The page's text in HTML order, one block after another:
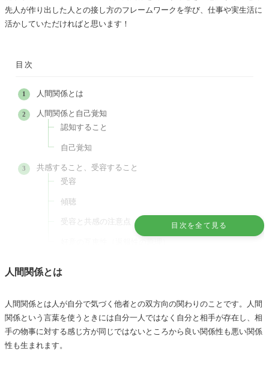
先人が作り出した人との接し方のフレームワークを学び、仕事や実生活に
活かしていただければと思います！
目次
目次を全て見る
人間関係とは
人間関係と自己覚知
認知すること
自己覚知
共感すること、受容すること
受容
傾聴
受容と共感の注意点
非言語的コミュニケーション・言語的コミュニケーシ
ョン
まとめ
人間関係とは
人間関係とは人が自分で気づく他者との双方向の関わりのことです。人間
関係という言葉を使うときには自分一人ではなく自分と相手が存在し、相
手の物事に対する感じ方が同じではないところから良い関係性も悪い関係
性も生まれます。